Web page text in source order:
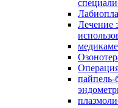
Лечение
пайпель-